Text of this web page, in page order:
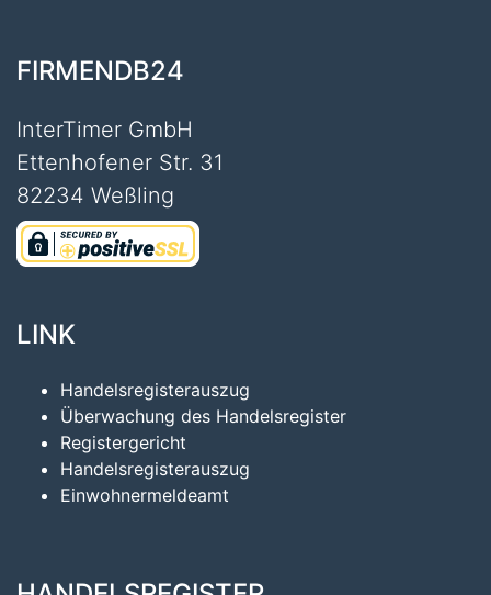
FIRMENDB24
InterTimer GmbH
Ettenhofener Str. 31
82234 Weßling
LINK
Handelsregisterauszug
Überwachung des Handelsregister
Registergericht
Handelsregisterauszug
Einwohnermeldeamt